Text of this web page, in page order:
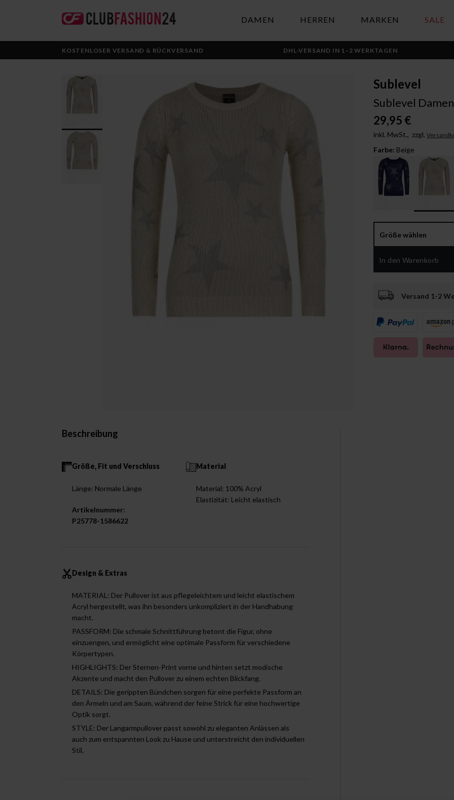
DAMEN HERREN MARKEN SALE
KOSTENLOSER VERSAND & RÜCKVERSAND DHL-VERSAND IN 1–2 WERKTAGEN
Sublevel
Sublevel
29,95 €
inkl. MwSt., zzgl.
Farbe: Beige
Größe wählen
In den Warenkorb
Versand 1-2
Beschreibung
Größe, Fit und Verschluss
Länge: Normale Länge
Artikelnummer:
P25778-1586622
Material
Material: 100% Acryl
Elastizität: Leicht elastisch
Design & Extras
MATERIAL: Der Pullover ist aus pflegeleichtem und leicht elastischem
Acryl hergestellt, was ihn besonders unkompliziert in der Handhabung
macht.
PASSFORM: Die schmale Schnittführung betont die Figur, ohne
einzuengen, und ermöglicht eine optimale Passform für verschiedene
Körpertypen.
HIGHLIGHTS: Der Sternen-Print vorne und hinten setzt modische
Akzente und macht den Pullover zu einem echten Blickfang.
DETAILS: Die gerippten Bündchen sorgen für eine perfekte Passform an
den Ärmeln und am Saum, während der feine Strick für eine hochwertige
Optik sorgt.
STYLE: Der Langarmpullover passt sowohl zu eleganten Anlässen als
auch zum entspannten Look zu Hause und unterstreicht den individuellen
Stil.